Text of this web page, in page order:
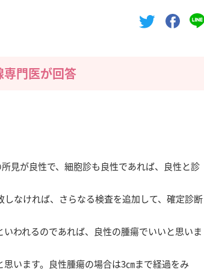
門医が回答
見が良性で、細胞診も良性であれば、良性と診
なければ、さらなる検査を追加して、確定診断
われるのであれば、良性の腫瘍でいいと思いま
います。良性腫瘍の場合は3㎝まで経過をみ